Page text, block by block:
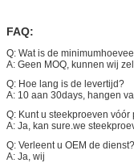
FAQ:
Q: Wat is de
A: Geen MOQ, kunnen wij
Q: Hoe lang is de levertijd?
A: 10 aan 30days, hangen
Q: Kunt u steekproeven
A: Ja, kan sure.we
Q: Verleent u OEM de dienst?
A: Ja, wij